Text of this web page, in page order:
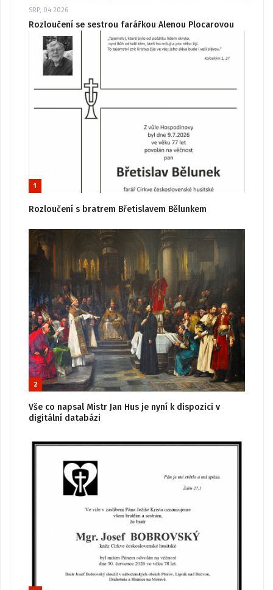
SRP, 04 2026
Rozloučení se sestrou farářkou Alenou Plocarovou
1
Rozloučení s bratrem Břetislavem Bělunkem
2
Vše co napsal Mistr Jan Hus je nyní k dispozici v
digitální databázi